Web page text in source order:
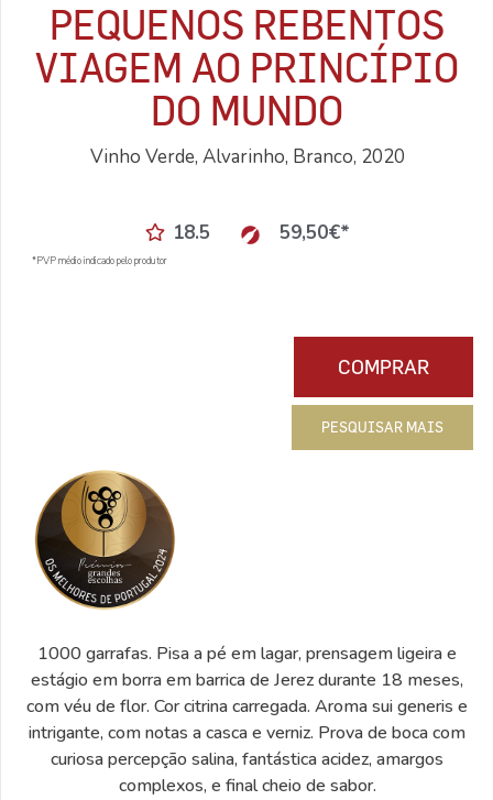
PEQUENOS REBENTOS
VIAGEM AO PRINCÍPIO
DO MUNDO
Vinho Verde, Alvarinho, Branco, 2020
18.5 59,50€*
*PVP médio indicado pelo produtor
COMPRAR
PESQUISAR MAIS
1000 garrafas. Pisa a pé em lagar, prensagem ligeira e
estágio em borra em barrica de Jerez durante 18 meses,
com véu de flor. Cor citrina carregada. Aroma sui generis e
intrigante, com notas a casca e verniz. Prova de boca com
curiosa percepção salina, fantástica acidez, amargos
complexos, e final cheio de sabor.